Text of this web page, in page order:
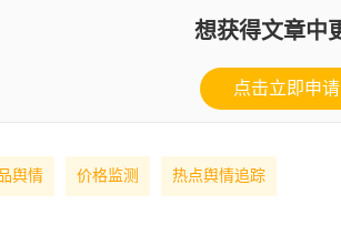
想获得文章中
点击立即申
舆情 价格监测 热点舆情追踪